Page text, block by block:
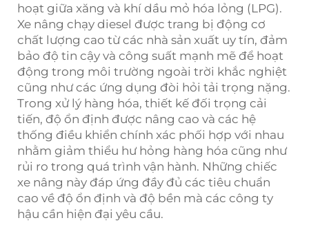
hoạt giữa xăng và khí dầu mỏ hóa lỏng (LPG).
Xe nâng chạy diesel được trang bị động cơ
chất lượng cao từ các nhà sản xuất uy tín, đảm
bảo độ tin cậy và công suất mạnh mẽ để hoạt
động trong môi trường ngoài trời khắc nghiệt
cũng như các ứng dụng đòi hỏi tải trọng nặng.
Trong xử lý hàng hóa, thiết kế đối trọng cải
tiến, độ ổn định được nâng cao và các hệ
thống điều khiển chính xác phối hợp với nhau
nhằm giảm thiểu hư hỏng hàng hóa cũng như
rủi ro trong quá trình vận hành. Những chiếc
xe nâng này đáp ứng đầy đủ các tiêu chuẩn
cao về độ ổn định và độ bền mà các công ty
hậu cần hiện đại yêu cầu.